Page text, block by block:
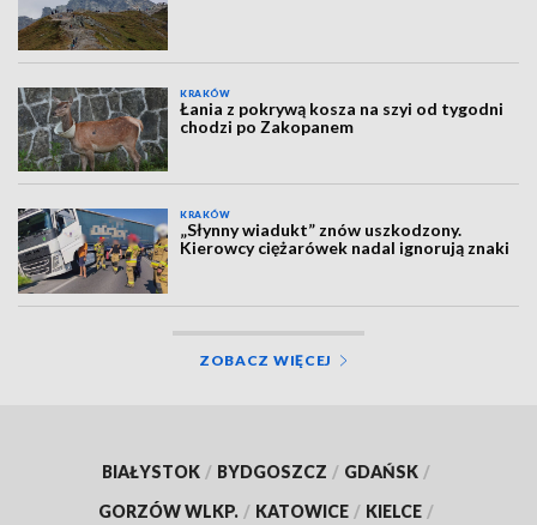
KRAKÓW
Łania z pokrywą kosza na szyi od tygodni
chodzi po Zakopanem
KRAKÓW
„Słynny wiadukt” znów uszkodzony.
Kierowcy ciężarówek nadal ignorują znaki
ZOBACZ WIĘCEJ
BIAŁYSTOK / BYDGOSZCZ / GDAŃSK /
GORZÓW WLKP. / KATOWICE / KIELCE /